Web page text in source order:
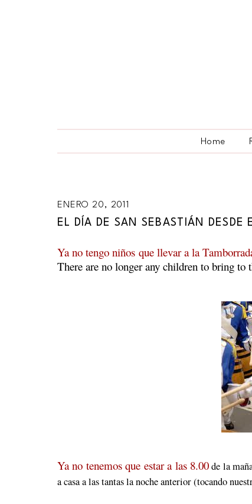
Home
ENERO 20, 2011
EL DÍA DE SAN SEBASTIÁN
Ya no tengo niños que llevar a la
There are no longer any children to bring to
Ya no tenemos que estar a las 8.00de la
a casa a las tantas la noche anterior (tocando